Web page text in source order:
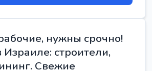
нужны срочно!
строители,
Свежие